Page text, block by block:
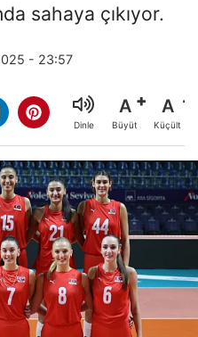
sahaya çıkıyor.
- 23:57
Dinle
A
Büyüt
A
Küçült